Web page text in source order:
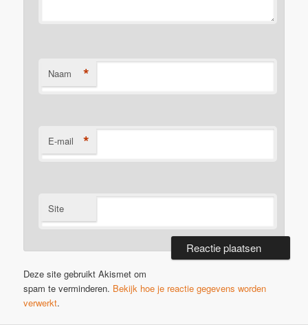
Naam *
E-mail *
Site
Deze site gebruikt Akismet om
spam te verminderen. Bekijk hoe je reactie gegevens worden
verwerkt.